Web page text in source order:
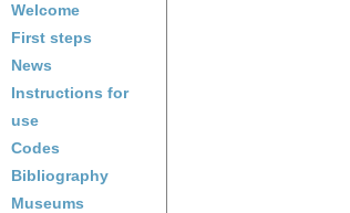
Welcome
First steps
News
Instructions for
use
Codes
Bibliography
Museums